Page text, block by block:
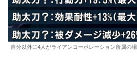
自分以外に4人がライアンコーポレーション所属の